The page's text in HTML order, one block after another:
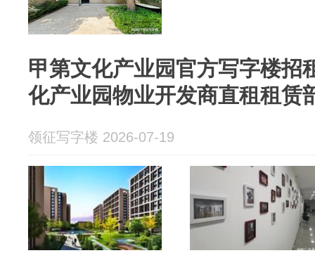
甲第文化产业园官方写字楼招
化产业园物业开发商直租租赁
领征写字楼 2026-07-19